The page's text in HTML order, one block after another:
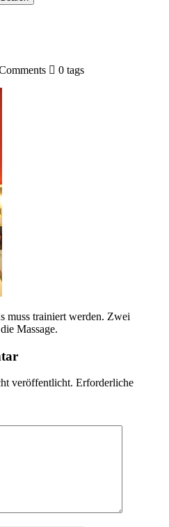
0 tags
muss trainiert werden. Zwei
Massage.
veröffentlicht. Erforderliche